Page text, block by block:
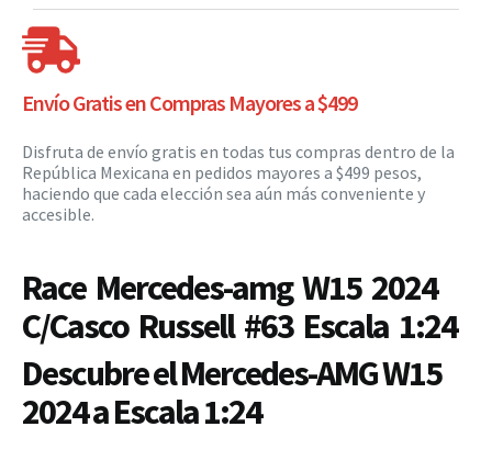
Envío Gratis en Compras Mayores a $499
Disfruta de envío gratis en todas tus compras dentro de la
República Mexicana en pedidos mayores a $499 pesos,
haciendo que cada elección sea aún más conveniente y
accesible.
Race Mercedes-amg W15 2024
C/Casco Russell #63 Escala 1:24
Descubre el Mercedes-AMG W15
2024 a Escala 1:24